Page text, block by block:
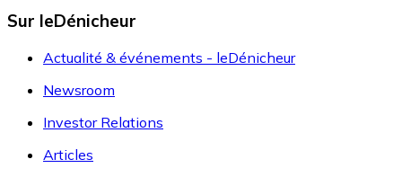
Sur leDénicheur
Actualité & événements - leDénicheur
Newsroom
Investor Relations
Articles